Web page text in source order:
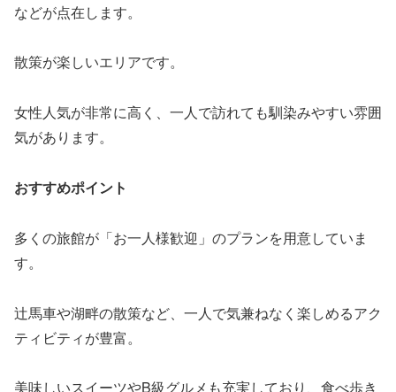
などが点在します。
散策が楽しいエリアです。
女性人気が非常に高く、一人で訪れても馴染みやすい雰囲
気があります。
おすすめポイント
多くの旅館が「お一人様歓迎」のプランを用意していま
す。
辻馬車や湖畔の散策など、一人で気兼ねなく楽しめるアク
ティビティが豊富。
美味しいスイーツやB級グルメも充実しており、食べ歩き